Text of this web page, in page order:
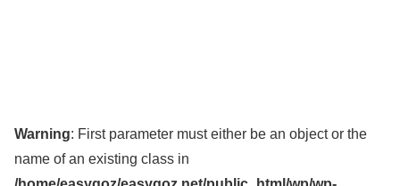
Warning: First parameter must either be an object or the
name of an existing class in